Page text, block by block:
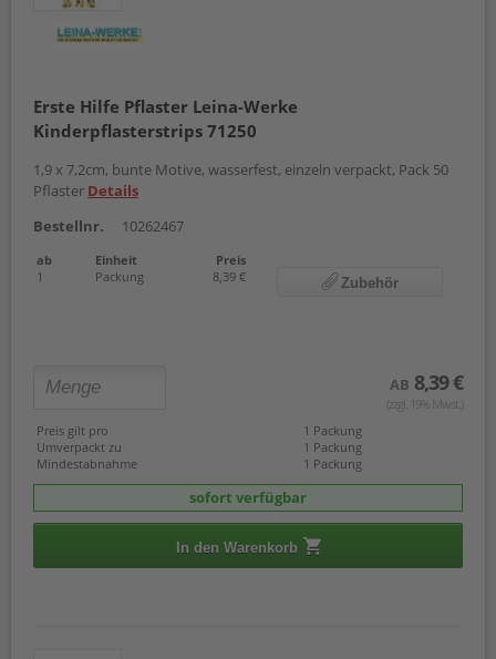
Erste Hilfe Pflaster Leina-Werke
Kinderpflasterstrips 71250
1,9 x 7,2cm, bunte Motive, wasserfest, einzeln verpackt, Pack 50
Pflaster Details
Bestellnr.
10262467
ab Einheit
Preis
1
Packung 8,39 € Zubehör
AB 8,39 €
(zzgl. 19% Mwst.)
Preis gilt pro
1 Packung
Umverpackt zu
1 Packung
Mindestabnahme
1 Packung
sofort verfügbar
In den Warenkorb